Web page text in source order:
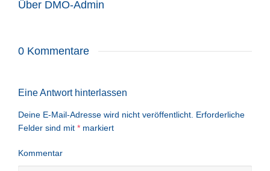
Über DMO-Admin
0 Kommentare
Eine Antwort hinterlassen
Deine E-Mail-Adresse wird nicht veröffentlicht. Erforderliche
Felder sind mit * markiert
Kommentar